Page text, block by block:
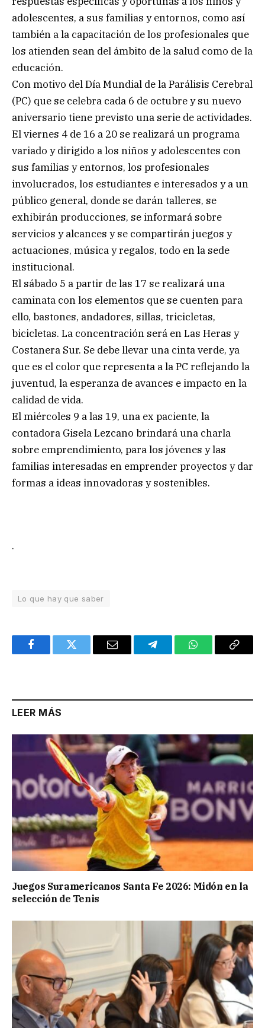
adolescentes, a sus familias y entornos, como así
también a la capacitación de los profesionales que
los atienden sean del ámbito de la salud como de la
educación.
Con motivo del Día Mundial de la Parálisis Cerebral
(PC) que se celebra cada 6 de octubre y su nuevo
aniversario tiene previsto una serie de actividades.
El viernes 4 de 16 a 20 se realizará un programa
variado y dirigido a los niños y adolescentes con
sus familias y entornos, los profesionales
involucrados, los estudiantes e interesados y a un
público general, donde se darán talleres, se
exhibirán producciones, se informará sobre
servicios y alcances y se compartirán juegos y
actuaciones, música y regalos, todo en la sede
institucional.
El sábado 5 a partir de las 17 se realizará una
caminata con los elementos que se cuenten para
ello, bastones, andadores, sillas, tricicletas,
bicicletas. La concentración será en Las Heras y
Costanera Sur. Se debe llevar una cinta verde, ya
que es el color que representa a la PC reflejando la
juventud, la esperanza de avances e impacto en la
calidad de vida.
El miércoles 9 a las 19, una ex paciente, la
contadora Gisela Lezcano brindará una charla
sobre emprendimiento, para los jóvenes y las
familias interesadas en emprender proyectos y dar
formas a ideas innovadoras y sostenibles.
.
Lo que hay que saber
FacebookTwitter Email TelegramWhatsAppCopy
LEER MÁS
Juegos Suramericanos Santa Fe 2026: Midón en la
selección de Tenis